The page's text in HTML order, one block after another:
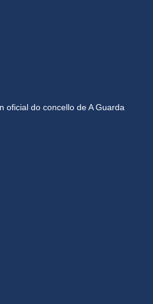
oficial do concello de A Guarda